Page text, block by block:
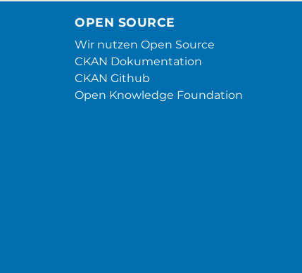
OPEN SOURCE
Wir nutzen Open Source
CKAN Dokumentation
CKAN Github
Open Knowledge Foundation